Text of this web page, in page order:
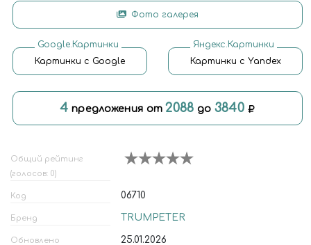
Фото галерея
Google.Картинки
Картинки с Google
Яндекс.Картинки
Картинки с Yandex
4 предложения от 2088 до 3840
Общий рейтинг
(голосов: 0)
Код 06710
Бренд TRUMPETER
Обновлено 25.01.2026